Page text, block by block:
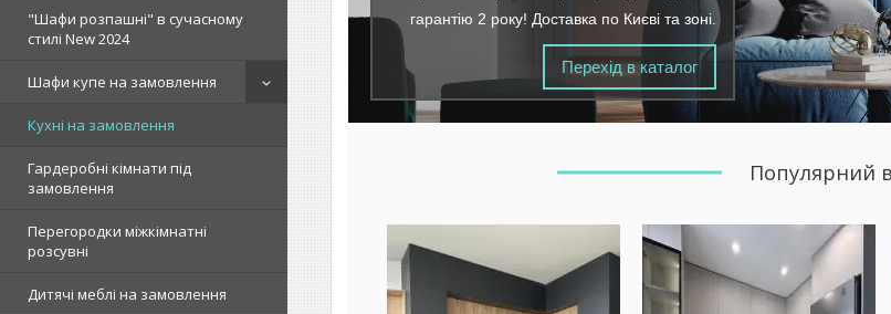
"Шафи розпашні" в сучасному
стилі New 2024
Шафи купе на замовлення
Кухні на замовлення
Гардеробні кімнати під
замовлення
Перегородки міжкімнатні
розсувні
Дитячі меблі на замовлення
гарантію 2 року! Доставка по Києві та зоні.
Перехід в каталог
Популярний
Ідеальний варіант для
Можливе виготовлення
Виготовлення кухні з